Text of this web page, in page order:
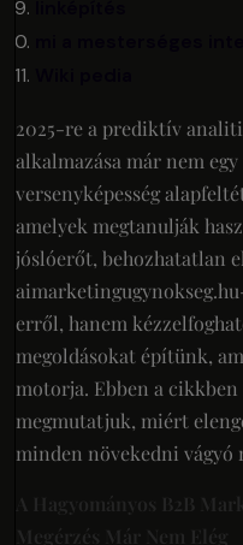
2025-re a prediktív
alkalmazása már nem
versenyképesség
amelyek megtanulják
jóslóerőt, behozhatatlan
erről, hanem
megoldásokat építünk,
motorja. Ebben a
megmutatjuk, miért
minden növekedni vágyó
A Hagyományos B2B
Megérzés Már Nem Elég